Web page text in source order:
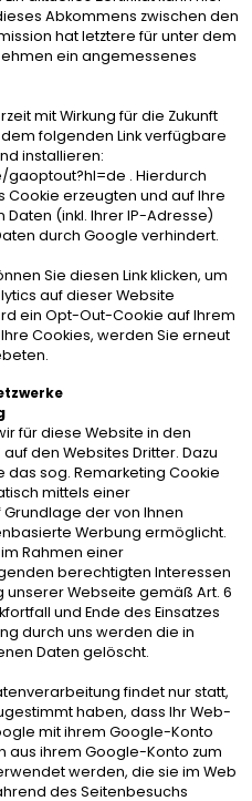
Abkommens zwischen den
hat letztere für unter dem
ein angemessenes
mit Wirkung für die Zukunft
folgenden Link verfügbare
installieren:
. Hierdurch
Cookie erzeugten und auf Ihre
(inkl. Ihrer IP-Adresse)
durch Google verhindert.
Sie diesen Linkklicken, um
auf dieser Website
ein Opt-Out-Cookie auf Ihrem
Cookies, werden Sie erneut
für diese Website in den
den Websites Dritter. Dazu
das sog. Remarketing Cookie
mittels einer
der von Ihnen
Werbung ermöglicht.
Rahmen einer
berechtigten Interessen
Webseite gemäß Art. 6
und Ende des Einsatzes
durch uns werden die in
Daten gelöscht.
findet nur statt,
haben, dass Ihr Web-
mit ihrem Google-Konto
aus ihrem Google-Konto zum
werden, die sie im Web
des Seitenbesuchs